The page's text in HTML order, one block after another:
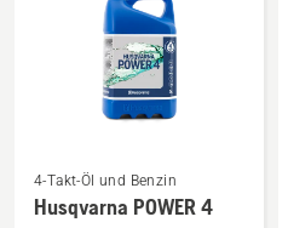
Details
zu
4-Takt-Öl und Benzin
Husqvarna POWER 4